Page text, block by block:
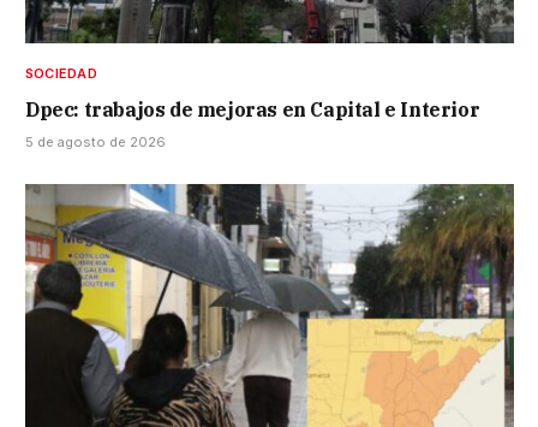
SOCIEDAD
Dpec: trabajos de mejoras en Capital e Interior
5 de agosto de 2026